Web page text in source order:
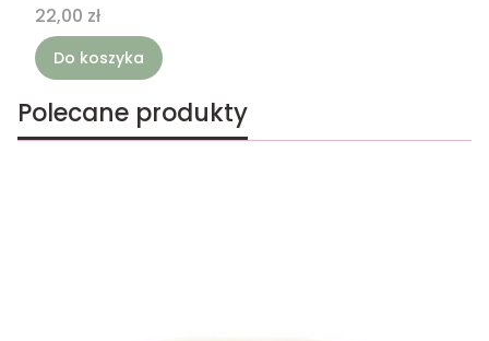
Cena
22,00 zł
Do koszyka
Polecane produkty